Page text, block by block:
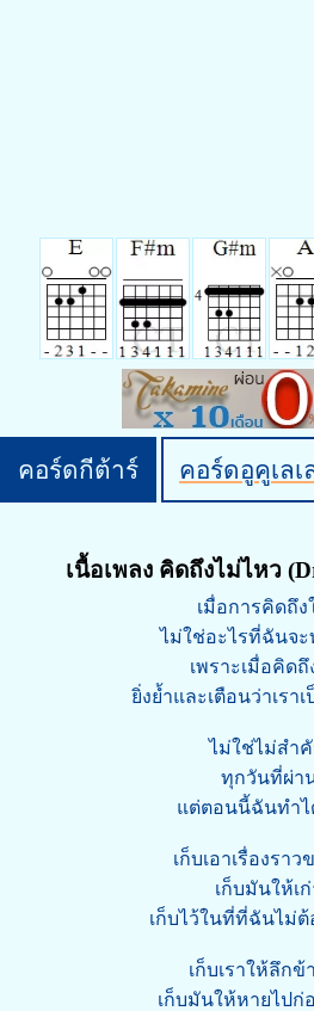
คอร์ดกีต้าร์ คอร์ดอูคูเลเ
เนื้อเพลง คิดถึงไม่ไหว
เมื่อการคิดถึง
ไม่ใช่อะไรที่ฉันจะ
เพราะเมื่อคิดถึ
ยิ่งย้ำและเตือนว่าเรา
ไม่ใช่ไม่สำ
ทุกวันที่ผ่า
แต่ตอนนี้ฉันทำไ
เก็บเอาเรื่องราว
เก็บมันให้เก่
เก็บไว้ในที่ที่ฉันไม่
เก็บเราให้ลึกข้
เก็บมันให้หายไป